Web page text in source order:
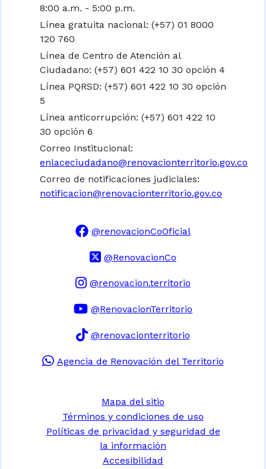
8:00 a.m. - 5:00 p.m.
Línea gratuita nacional: (+57) 01 8000
120 760
Línea de Centro de Atención al
Ciudadano: (+57) 601 422 10 30 opción 4
Línea PQRSD: (+57) 601 422 10 30 opción
5
Línea anticorrupción: (+57) 601 422 10
30 opción 6
Correo Institucional:
enlaceciudadano@renovacionterritorio.gov.co
Correo de notificaciones judiciales:
notificacion@renovacionterritorio.gov.co
@renovacionCoOficial
@RenovacionCo
@renovacion.territorio
@RenovacionTerritorio
@renovacionterritorio
Agencia de Renovación del Territorio
Mapa del sitio
Términos y condiciones de uso
Políticas de privacidad y seguridad de
la información
Accesibilidad